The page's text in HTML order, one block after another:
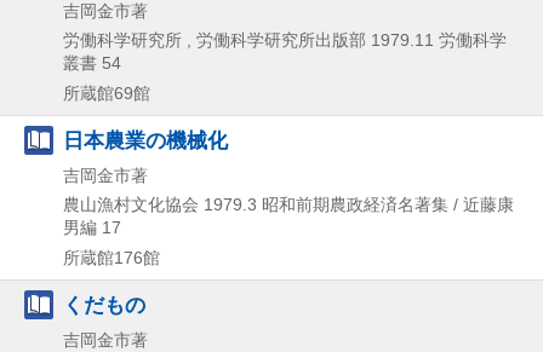
吉岡金市著
労働科学研究所 , 労働科学研究所出版部 1979.11 労働科学
叢書 54
所蔵館69館
日本農業の機械化
吉岡金市著
農山漁村文化協会 1979.3 昭和前期農政経済名著集 / 近藤康
男編 17
所蔵館176館
くだもの
吉岡金市著